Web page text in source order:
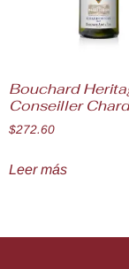
Bouchard
Conseiller
$272.60
Leer más